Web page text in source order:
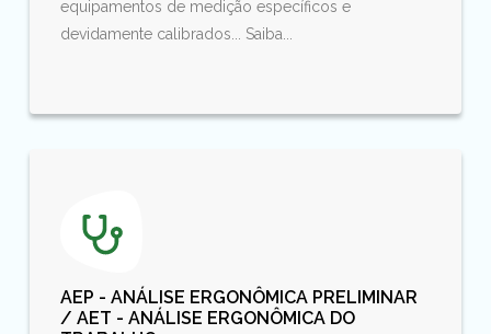
equipamentos de medição específicos e
devidamente calibrados... Saiba...
AEP - ANÁLISE ERGONÔMICA PRELIMINAR
/ AET - ANÁLISE ERGONÔMICA DO